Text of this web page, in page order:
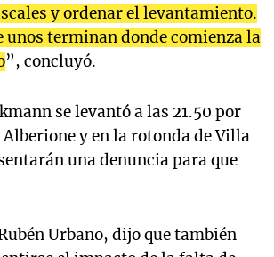
y ordenar el levantamiento.
unos terminan donde comienza la
”, concluyó.
se levantó a las 21.50 por
y en la rotonda de Villa
una denuncia para que
Urbano, dijo que también